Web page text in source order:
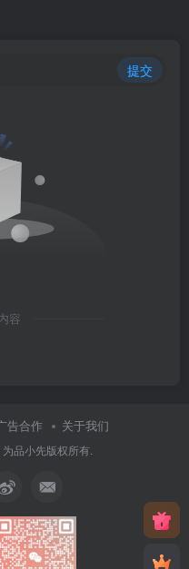
提交
容
告合作 关于我们
为品小先版权所有.